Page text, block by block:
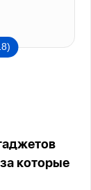
которые